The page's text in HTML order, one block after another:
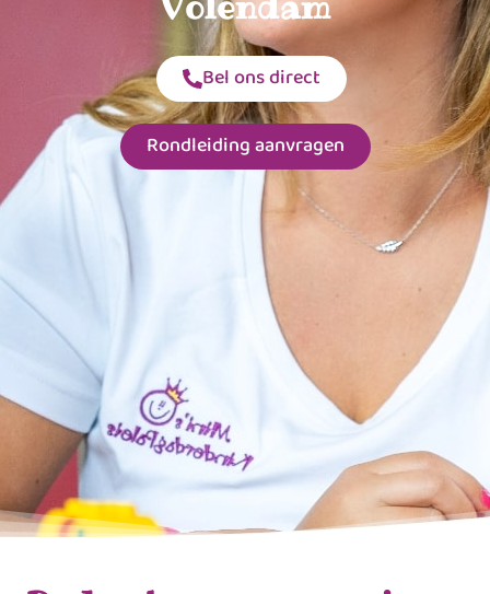
Bel ons direct
Rondleiding aanvragen